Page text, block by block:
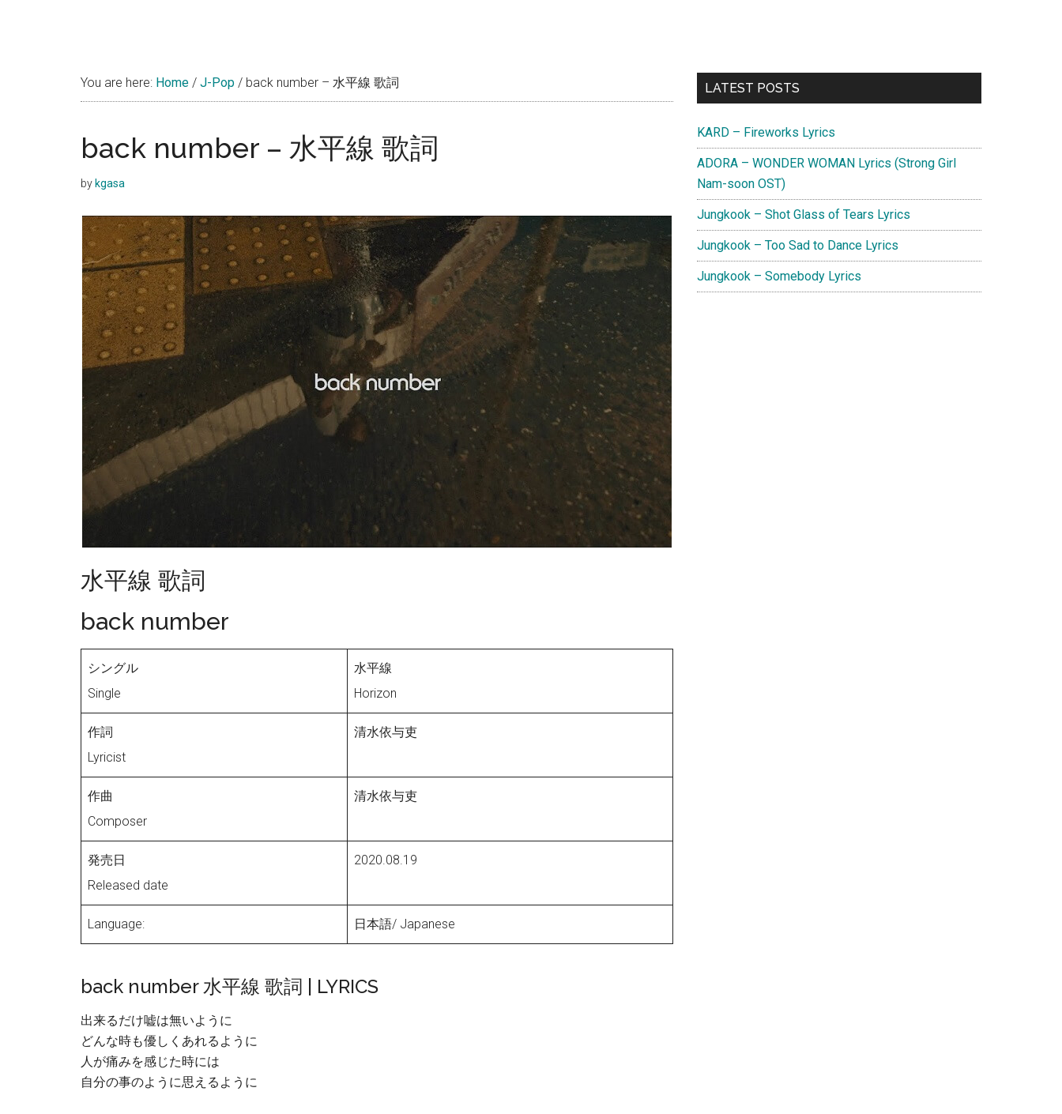
You are here: Home / J-Pop / back number – 水平線 歌詞
back number – 水平線 歌詞
by kgasa
水平線 歌詞
back number
シングル
Single
水平線
Horizon
作詞
Lyricist
清水依与吏
作曲
Composer
清水依与吏
発売日
Released date
2020.08.19
Language: 日本語/ Japanese
back number 水平線 歌詞 | LYRICS
出来るだけ嘘は無いように
どんな時も優しくあれるように
人が痛みを感じた時には
自分の事のように思えるように
Primary
LATEST POSTS
KARD – Fireworks Lyrics
ADORA – WONDER WOMAN Lyrics (Strong Girl
Nam-soon OST)
Jungkook – Shot Glass of Tears Lyrics
Jungkook – Too Sad to Dance Lyrics
Jungkook – Somebody Lyrics